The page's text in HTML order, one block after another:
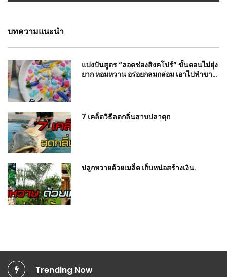
บทความแนะนำ
แบ่งปันสูตร “ลอดช่องสิงคโปร์” ขั้นตอนไม่ยุ่ง
ยาก หอมหวาน อร่อยกลมกล่อม เอาไปทำขาย
7 เคล็ดวิธีลดกลิ่นสาบปลาดุก
ปลูกหวายด้วยเมล็ด เก็บหน่อสร้างเงิน.
Trending Now